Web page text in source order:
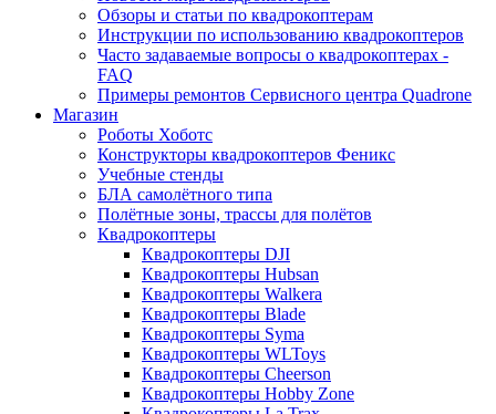
Обзоры и статьи по квадрокоптерам
Инструкции по использованию квадрокоптеров
Часто задаваемые вопросы о квадрокоптерах -
FAQ
Примеры ремонтов Сервисного центра Quadrone
Магазин
Роботы Хоботс
Конструкторы квадрокоптеров Феникс
Учебные стенды
БЛА самолётного типа
Полётные зоны, трассы для полётов
Квадрокоптеры
Квадрокоптеры DJI
Квадрокоптеры Hubsan
Квадрокоптеры Walkera
Квадрокоптеры Blade
Квадрокоптеры Syma
Квадрокоптеры WLToys
Квадрокоптеры Cheerson
Квадрокоптеры Hobby Zone